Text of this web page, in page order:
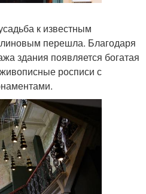
к известным
перешла. Благодаря
здания появляется богатая
росписи с